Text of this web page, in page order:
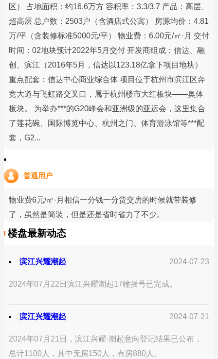
区） 占地面积：约16.6万方 容积率：3.3/3.7 产品：高层、
超高层 总户数：2503户（含酒店式公寓） 房源均价：4.81
万/平（含装修标准5000元/平） 物业费：6.00元/㎡·月 交付
时间：02地块预计2022年5月交付 开发商组成：信达、融
创、滨江（2016年5月，信达以123.18亿拿下项目地块）
重点配套：信达中心商业综合体 项目位于杭州市滨江区奔
竞大道与飞虹路交叉口，属于杭州楼市大红板块——奥体
板块。 为举办***的G20峰会和亚洲级的亚运会，这里集合
了莲花碗、国际博览中心、杭州之门、体育游泳馆等***配
套，G2...
普通用户
物业费6元/㎡·月相信一分钱一分货交房的时候就带装修
了，虽然是简装，但是还是省时省力了不少。
楼盘最新动态
滨江兴耀潮起 2024-07-23
2024年07月22日滨江兴耀潮起17幢摇号已完成。
滨江兴耀潮起 2024-07-21
2024年07月21日，滨江兴耀·潮起意向登记结果已公布，
总计1100人，其中无房150人，有房880人。